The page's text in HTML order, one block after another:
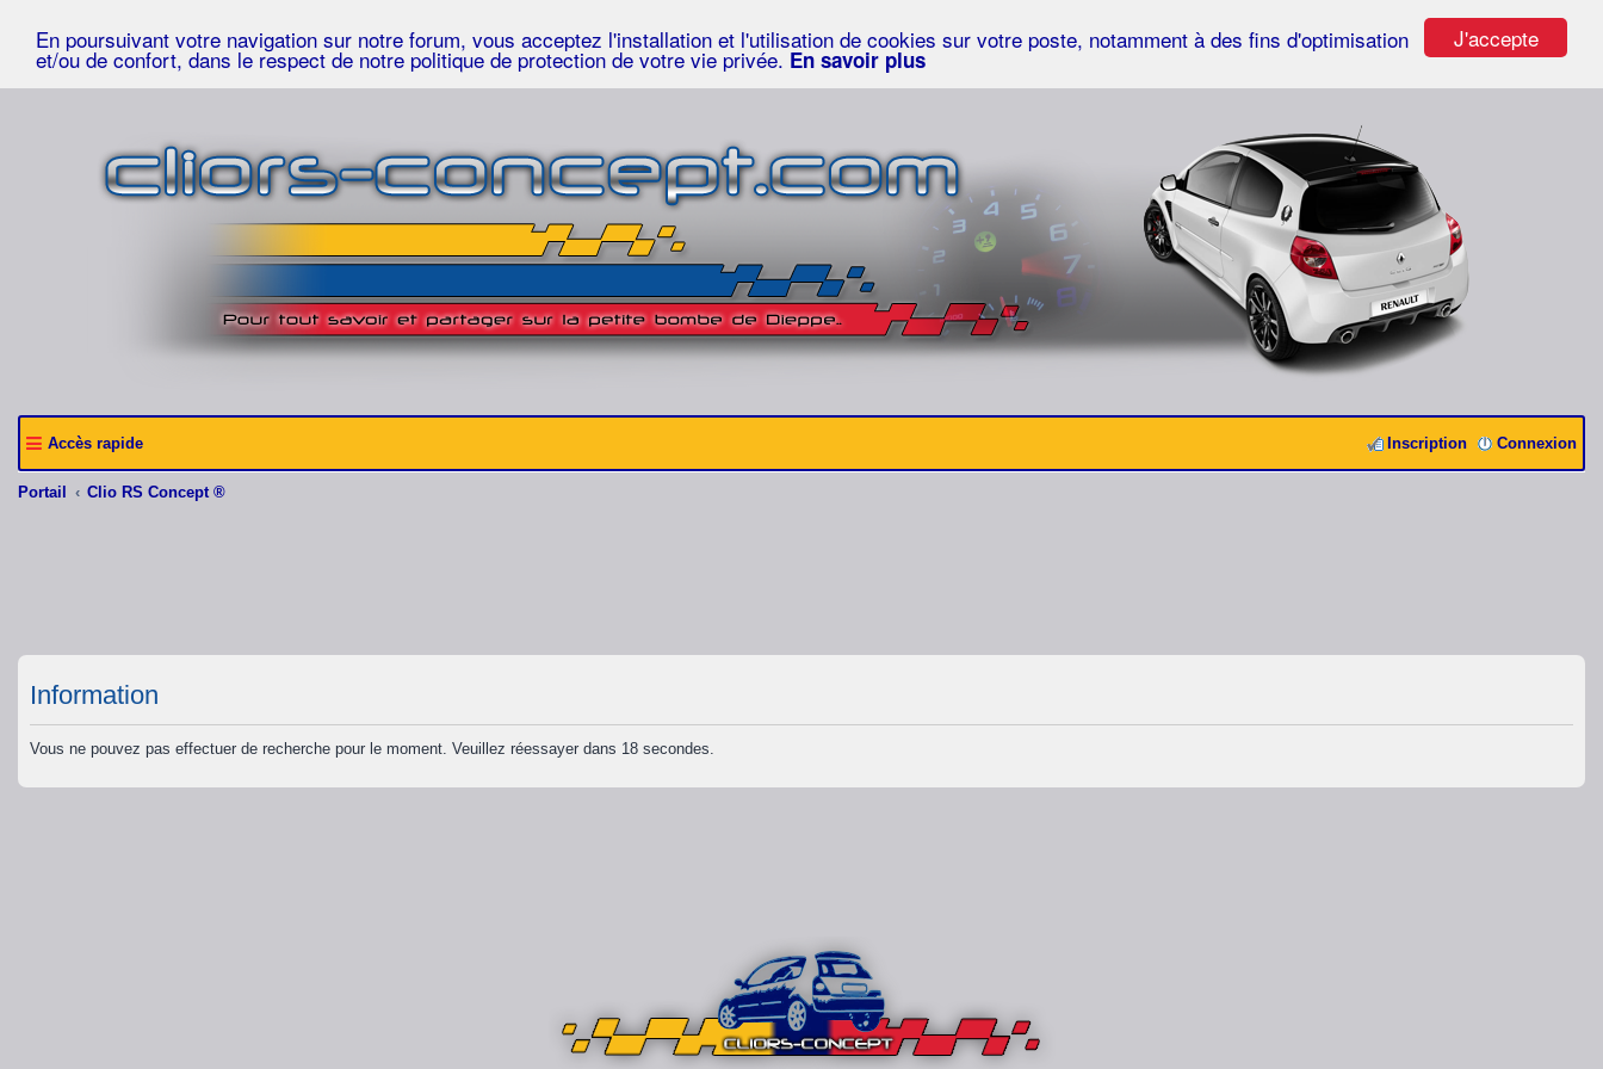
J'accepte
En poursuivant votre navigation sur notre forum, vous acceptez l'installation et l'utilisation de cookies sur votre poste, notamment à des fins d'optimisation
et/ou de confort, dans le respect de notre politique de protection de votre vie privée. En savoir plus
Accès rapide Connexion
Inscription
Portail Clio RS Concept ®
Information
Vous ne pouvez pas effectuer de recherche pour le moment. Veuillez réessayer dans 18 secondes.